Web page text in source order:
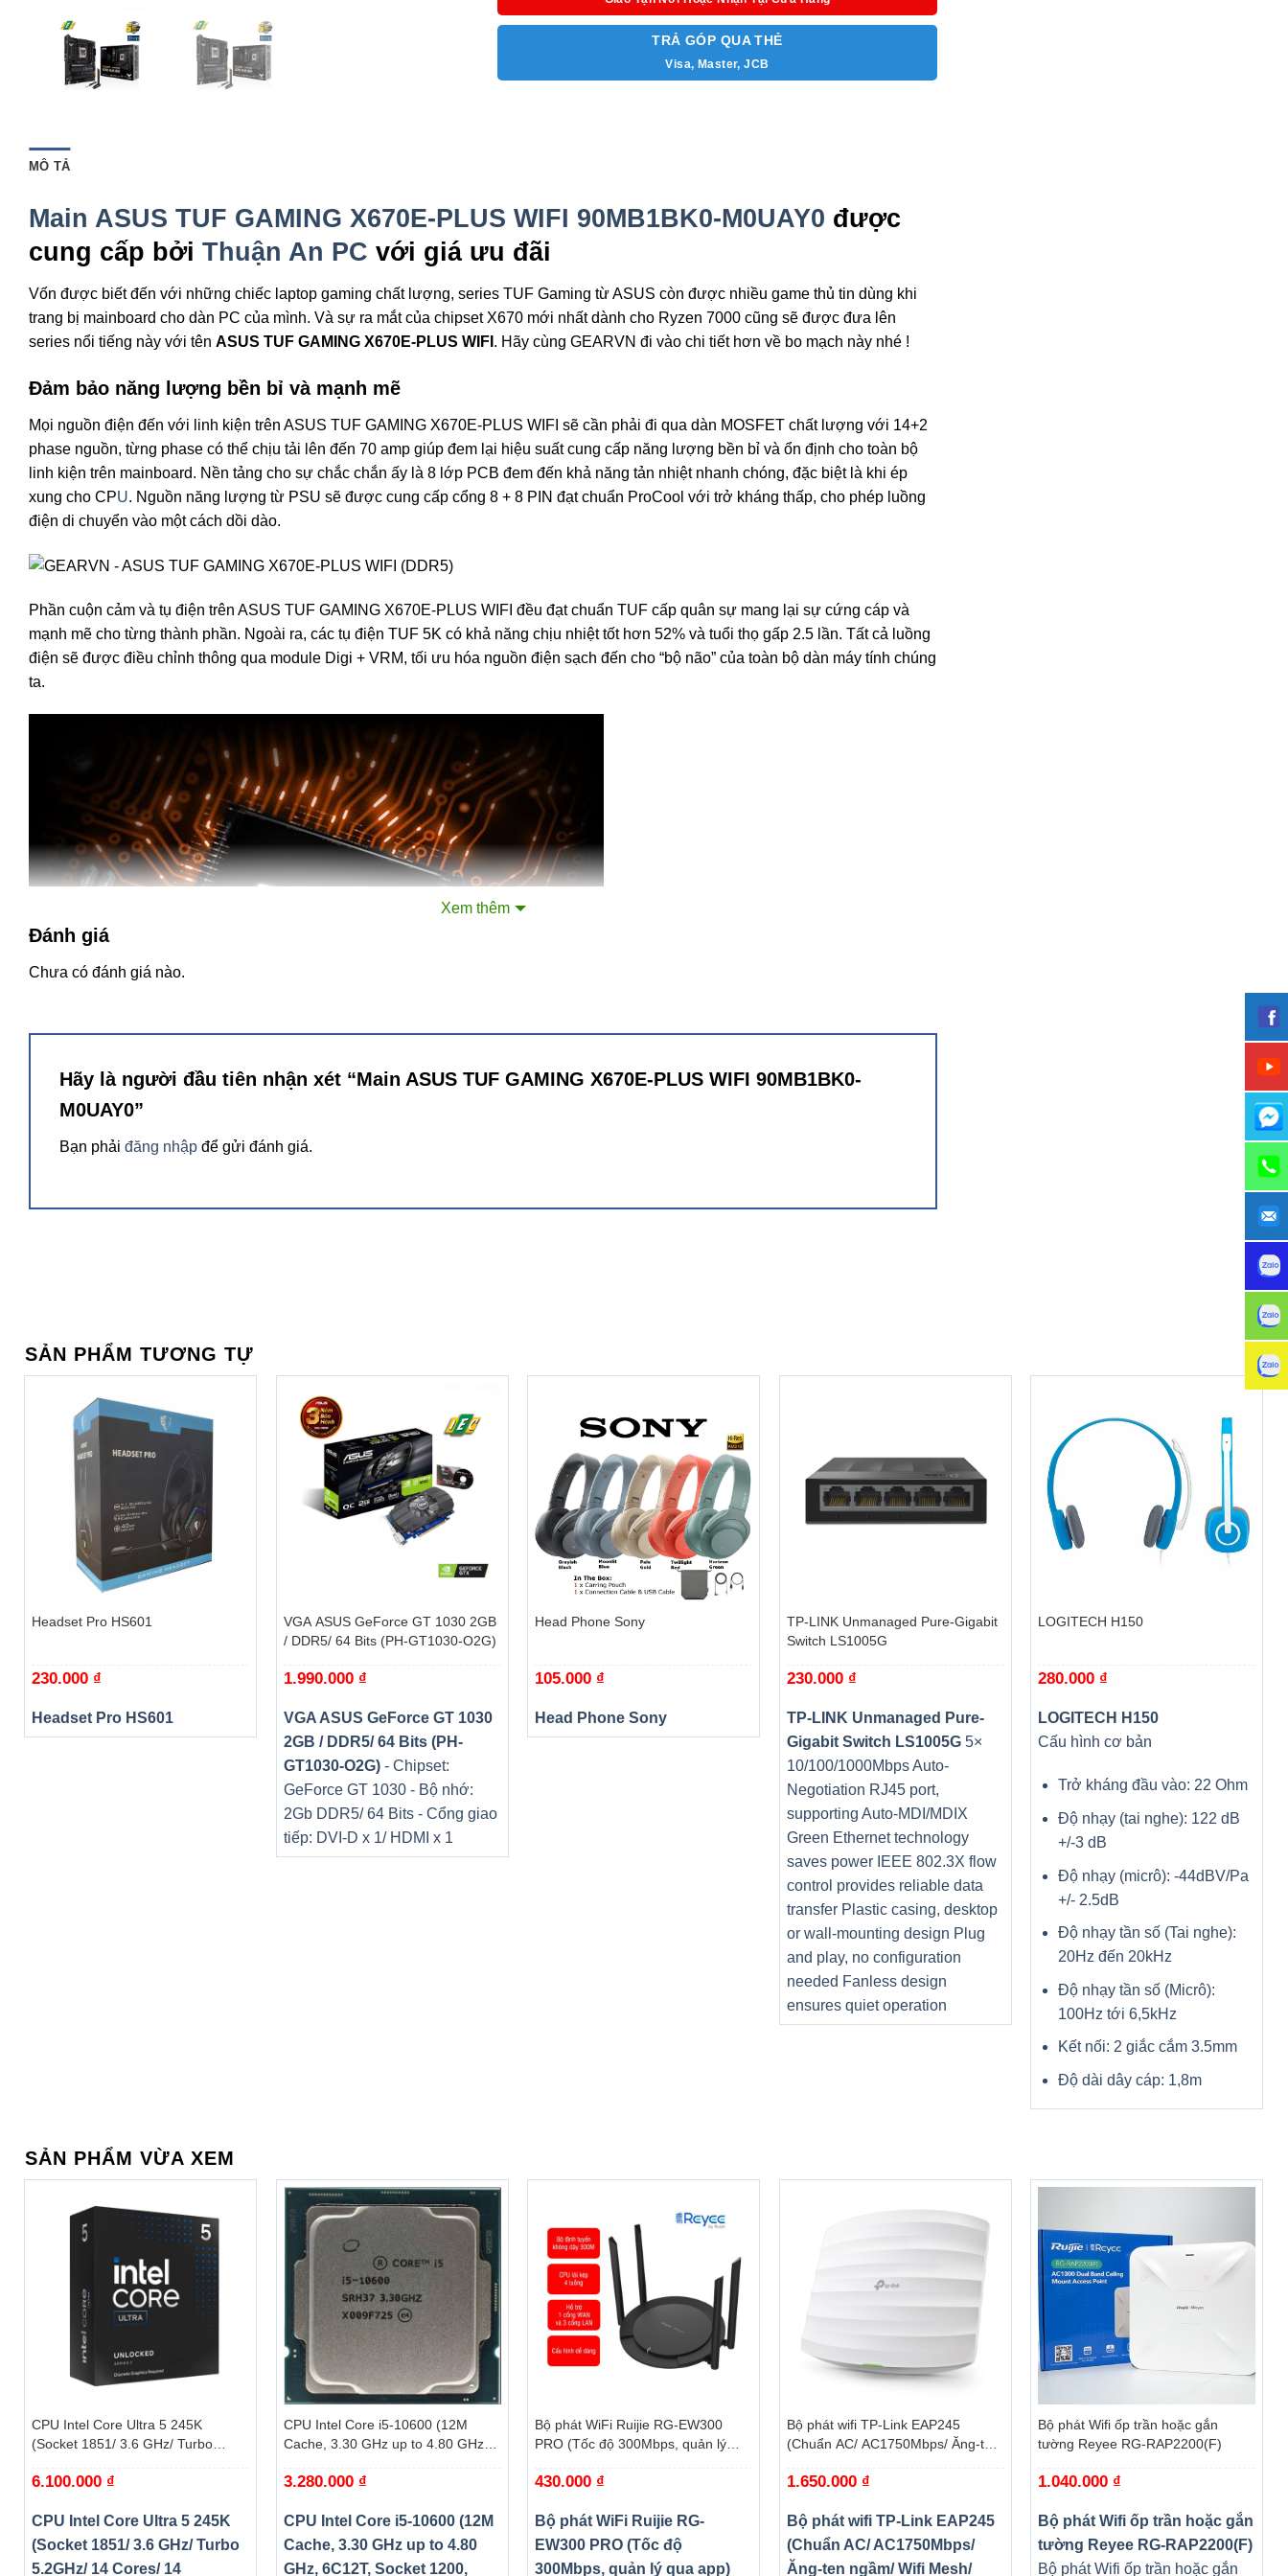
TRẢ GÓP QUA THẺ
Visa, Master, JCB
MÔ TẢ
Main ASUS TUF GAMING X670E-PLUS WIFI 90MB1BK0-M0UAY0 được
cung cấp bởi Thuận An PC với giá ưu đãi
Vốn được biết đến với những chiếc laptop gaming chất lượng, series TUF Gaming từ ASUS còn được nhiều game thủ tin dùng khi
trang bị mainboard cho dàn PC của mình. Và sự ra mắt của chipset X670 mới nhất dành cho Ryzen 7000 cũng sẽ được đưa lên
series nổi tiếng này với tên ASUS TUF GAMING X670E-PLUS WIFI . Hãy cùng GEARVN đi vào chi tiết hơn về bo mạch này nhé !
Đảm bảo năng lượng bền bỉ và mạnh mẽ
Mọi nguồn điện đến với linh kiện trên ASUS TUF GAMING X670E-PLUS WIFI sẽ cần phải đi qua dàn MOSFET chất lượng với 14+2
phase nguồn, từng phase có thể chịu tải lên đến 70 amp giúp đem lại hiệu suất cung cấp năng lượng bền bỉ và ổn định cho toàn bộ
linh kiện trên mainboard. Nền tảng cho sự chắc chắn ấy là 8 lớp PCB đem đến khả năng tản nhiệt nhanh chóng, đặc biệt là khi ép
xung cho CPU. Nguồn năng lượng từ PSU sẽ được cung cấp cổng 8 + 8 PIN đạt chuẩn ProCool với trở kháng thấp, cho phép luồng
điện di chuyển vào một cách dồi dào.
Phần cuộn cảm và tụ điện trên ASUS TUF GAMING X670E-PLUS WIFI đều đạt chuẩn TUF cấp quân sự mang lại sự cứng cáp và
mạnh mẽ cho từng thành phần. Ngoài ra, các tụ điện TUF 5K có khả năng chịu nhiệt tốt hơn 52% và tuổi thọ gấp 2.5 lần. Tất cả luồng
điện sẽ được điều chỉnh thông qua module Digi + VRM, tối ưu hóa nguồn điện sạch đến cho “bộ não” của toàn bộ dàn máy tính chúng
ta.
Và không thể thiếu khe cắm VGA và ổ cứng SSD, ASUS TUF GAMING X670E-PLUS WIFI đã trang bị chuẩn PCIe 5.0 hiệu đại nhất
hiện nay. Cho phép bạn tận hưởng tốc độ truyền tải dữ liệu “siêu cấp” với băng thông lên đến 128 Gbps.
Xem thêm
Đánh giá
Chưa có đánh giá nào.
Hãy là người đầu tiên nhận xét “Main ASUS TUF GAMING X670E-PLUS WIFI 90MB1BK0-
M0UAY0”
Bạn phải đăng nhập để gửi đánh giá.
SẢN PHẨM TƯƠNG TỰ
Headset Pro HS601
230.000 ₫
Headset Pro HS601
VGA ASUS GeForce GT 1030 2GB
/ DDR5/ 64 Bits (PH-GT1030-O2G)
1.990.000 ₫
VGA ASUS GeForce GT 1030
2GB / DDR5/ 64 Bits (PH-
GT1030-O2G)- Chipset:
GeForce GT 1030 - Bộ nhớ:
2Gb DDR5/ 64 Bits - Cổng giao
tiếp: DVI-D x 1/ HDMI x 1
Head Phone Sony
105.000 ₫
Head Phone Sony
TP-LINK Unmanaged Pure-Gigabit
Switch LS1005G
230.000 ₫
TP-LINK Unmanaged Pure-
Gigabit Switch LS1005G5×
10/100/1000Mbps Auto-
Negotiation RJ45 port,
supporting Auto-MDI/MDIX
Green Ethernet technology
saves power IEEE 802.3X flow
control provides reliable data
transfer Plastic casing, desktop
or wall-mounting design Plug
and play, no configuration
needed Fanless design
ensures quiet operation
LOGITECH H150
280.000 ₫
LOGITECH H150
Cấu hình cơ bản
Trở kháng đầu vào: 22 Ohm
Độ nhạy (tai nghe): 122 dB
+/-3 dB
Độ nhạy (micrô): -44dBV/Pa
+/- 2.5dB
Độ nhạy tần số (Tai nghe):
20Hz đến 20kHz
Độ nhạy tần số (Micrô):
100Hz tới 6,5kHz
Kết nối: 2 giắc cắm 3.5mm
Độ dài dây cáp: 1,8m
SẢN PHẨM VỪA XEM
CPU Intel Core Ultra 5 245K
(Socket 1851/ 3.6 GHz/ Turbo
Cache 24MB) – Box
6.100.000 ₫
CPU Intel Core Ultra 5 245K
(Socket 1851/ 3.6 GHz/ Turbo
5.2GHz/ 14 Cores/ 14
+
CPU Intel Core i5-10600 (12M
Cache, 3.30 GHz up to 4.80 GHz,
S) – Tray
3.280.000 ₫
CPU Intel Core i5-10600 (12M
Cache, 3.30 GHz up to 4.80
GHz, 6C12T, Socket 1200,
Bộ phát WiFi Ruijie RG-EW300
PRO (Tốc độ 300Mbps, quản lý
430.000 ₫
Bộ phát WiFi Ruijie RG-
EW300 PRO (Tốc độ
300Mbps, quản lý qua app)
Bộ phát wifi TP-Link EAP245
(Chuẩn AC/ AC1750Mbps/ Ăng-ten
trần/tường)
1.650.000 ₫
Bộ phát wifi TP-Link EAP245
(Chuẩn AC/ AC1750Mbps/
Ăng-ten ngầm/ Wifi Mesh/
Bộ phát Wifi ốp trần hoặc gắn
tường Reyee RG-RAP2200(F)
1.040.000 ₫
Bộ phát Wifi ốp trần hoặc gắn
tường Reyee RG-RAP2200(F)
Bộ phát Wifi ốp trần hoặc gắn